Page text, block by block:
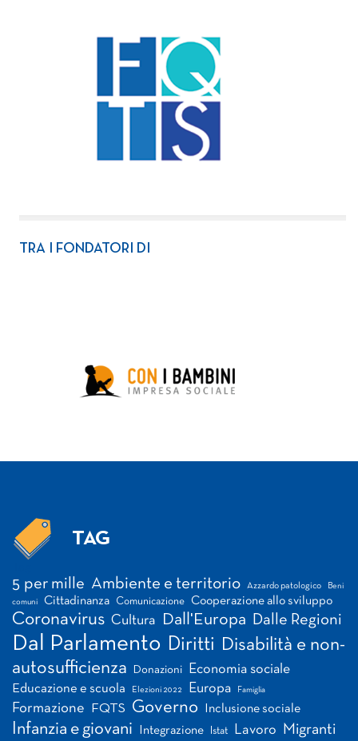
TRA I FONDATORI DI
TAG
5 per mille Ambiente e territorio Azzardo patologico Beni
comuni Cittadinanza Comunicazione Cooperazione allo sviluppo
Coronavirus Cultura Dall'Europa Dalle Regioni
Dal Parlamento Diritti
Disabilità e non-
autosufficienza
Donazioni Economia sociale
Educazione e scuola Elezioni 2022 Europa Famiglia
Formazione FQTS Governo Inclusione sociale
Infanzia e giovani Integrazione Istat Lavoro Migranti